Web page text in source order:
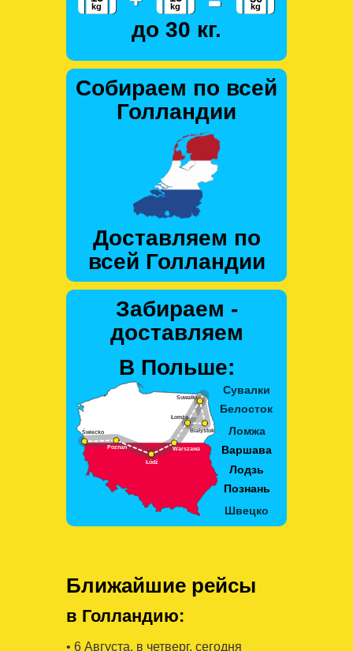
до 30 кг.
Собираем по всей
Голландии
Доставляем по
всей Голландии
Забираем -
доставляем
В Польше:
Ближайшие рейсы
в Голландию:
• 6 Августa, в четверг, сегодня